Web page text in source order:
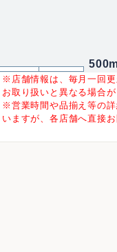
※店舗情報は、毎月一回
お取り扱いと異なる場合が
※営業時間や品揃え等の
いますが、各店舗へ直接